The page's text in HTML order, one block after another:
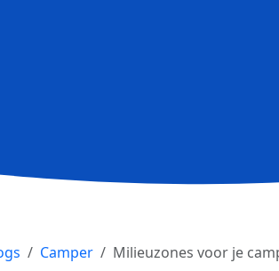
Camper Milieuzones voor je